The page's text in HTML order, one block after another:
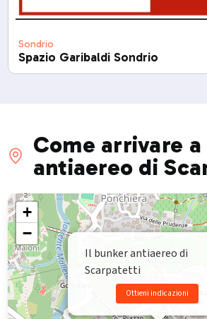
Sondrio
Spazio Garibaldi Sondrio
Come arrivare
antiaereo di
Il bunker antiaereo di
Scarpatetti
Ottieni indicazioni
+
−